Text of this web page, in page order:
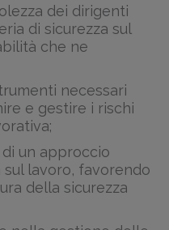
dei dirigenti
di sicurezza sul
che ne
necessari
e gestire i rischi
di un approccio
lavoro, favorendo
della sicurezza